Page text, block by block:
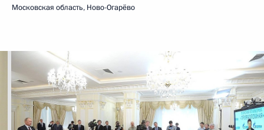
Московская область, Ново-Огарёво